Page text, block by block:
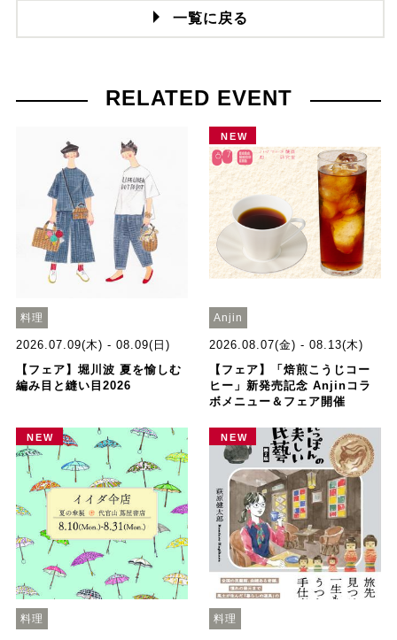
一覧に戻る
RELATED EVENT
料理
2026.07.09(木) - 08.09(日)
【フェア】堀川波 夏を愉しむ
編み目と縫い目2026
NEW
Anjin
2026.08.07(金) - 08.13(木)
【フェア】「焙煎こうじコー
ヒー」新発売記念 Anjinコラ
ボメニュー＆フェア開催
NEW
料理
NEW
料理